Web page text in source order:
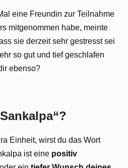
eine Freundin zur Teilnahme
mitgenommen habe, meinte
sie derzeit sehr gestresst sei
so gut und tief geschlafen
ebenso?
Einheit, wirst du das Wort
ist eine positiv